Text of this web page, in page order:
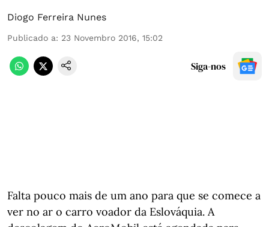
Diogo Ferreira Nunes
Publicado a: 23 Novembro 2016, 15:02
Siga-nos
Falta pouco mais de um ano para que se comece a
ver no ar o carro voador da Eslováquia. A